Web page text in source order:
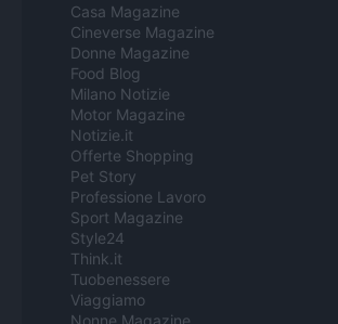
Casa Magazine
Cineverse Magazine
Donne Magazine
Food Blog
Milano Notizie
Motor Magazine
Notizie.it
Offerte Shopping
Pet Story
Professione Lavoro
Sport Magazine
Style24
Think.it
Tuobenessere
Viaggiamo
Nonne Magazine